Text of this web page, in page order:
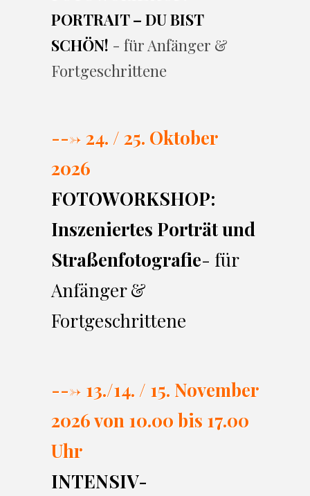
PORTRAIT – DU BIST
SCHÖN! - für Anfänger &
Fortgeschrittene
---> 24. / 25. Oktober
2026
FOTOWORKSHOP:
Inszeniertes Porträt und
Straßenfotografie- für
Anfänger &
Fortgeschrittene
---> 13./14. / 15. November
2026 von 10.00 bis 17.00
Uhr
INTENSIV-